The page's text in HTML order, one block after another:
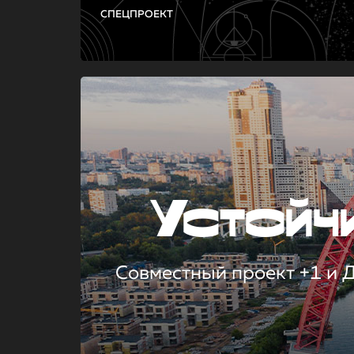
СПЕЦПРОЕКТ
Совместный проект +1 и